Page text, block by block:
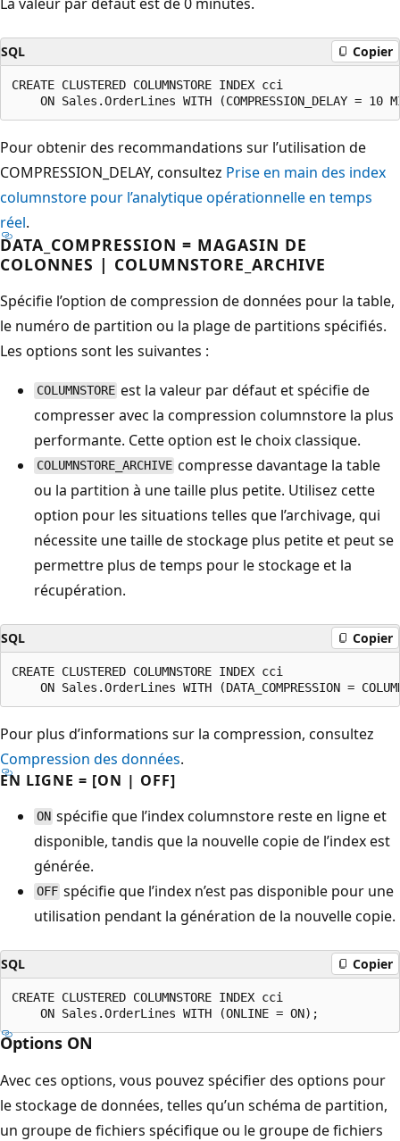
SQL Copier
CREATE CLUSTERED COLUMNSTORE INDEX cci
Pour obtenir des recommandations sur l’utilisation de
COMPRESSION_DELAY, consultez Prise en main des index
columnstore pour l’analytique opérationnelle en temps
réel.
DATA_COMPRESSION = MAGASIN DE
COLONNES | COLUMNSTORE_ARCHIVE
Spécifie l’option de compression de données pour la table,
le numéro de partition ou la plage de partitions spécifiés.
Les options sont les suivantes :
COLUMNSTORE est la valeur par défaut et spécifie de
compresser avec la compression columnstore la plus
performante. Cette option est le choix classique.
COLUMNSTORE_ARCHIVE compresse davantage la table
ou la partition à une taille plus petite. Utilisez cette
option pour les situations telles que l’archivage, qui
nécessite une taille de stockage plus petite et peut se
permettre plus de temps pour le stockage et la
récupération.
SQL Copier
CREATE CLUSTERED COLUMNSTORE INDEX cci
Pour plus d’informations sur la compression, consultez
Compression des données.
EN LIGNE = [ON | OFF]
ON spécifie que l’index columnstore reste en ligne et
disponible, tandis que la nouvelle copie de l’index est
générée.
OFF spécifie que l’index n’est pas disponible pour une
utilisation pendant la génération de la nouvelle copie.
SQL Copier
CREATE CLUSTERED COLUMNSTORE INDEX cci
Options ON
Avec ces options, vous pouvez spécifier des options pour
le stockage de données, telles qu’un schéma de partition,
un groupe de fichiers spécifique ou le groupe de fichiers